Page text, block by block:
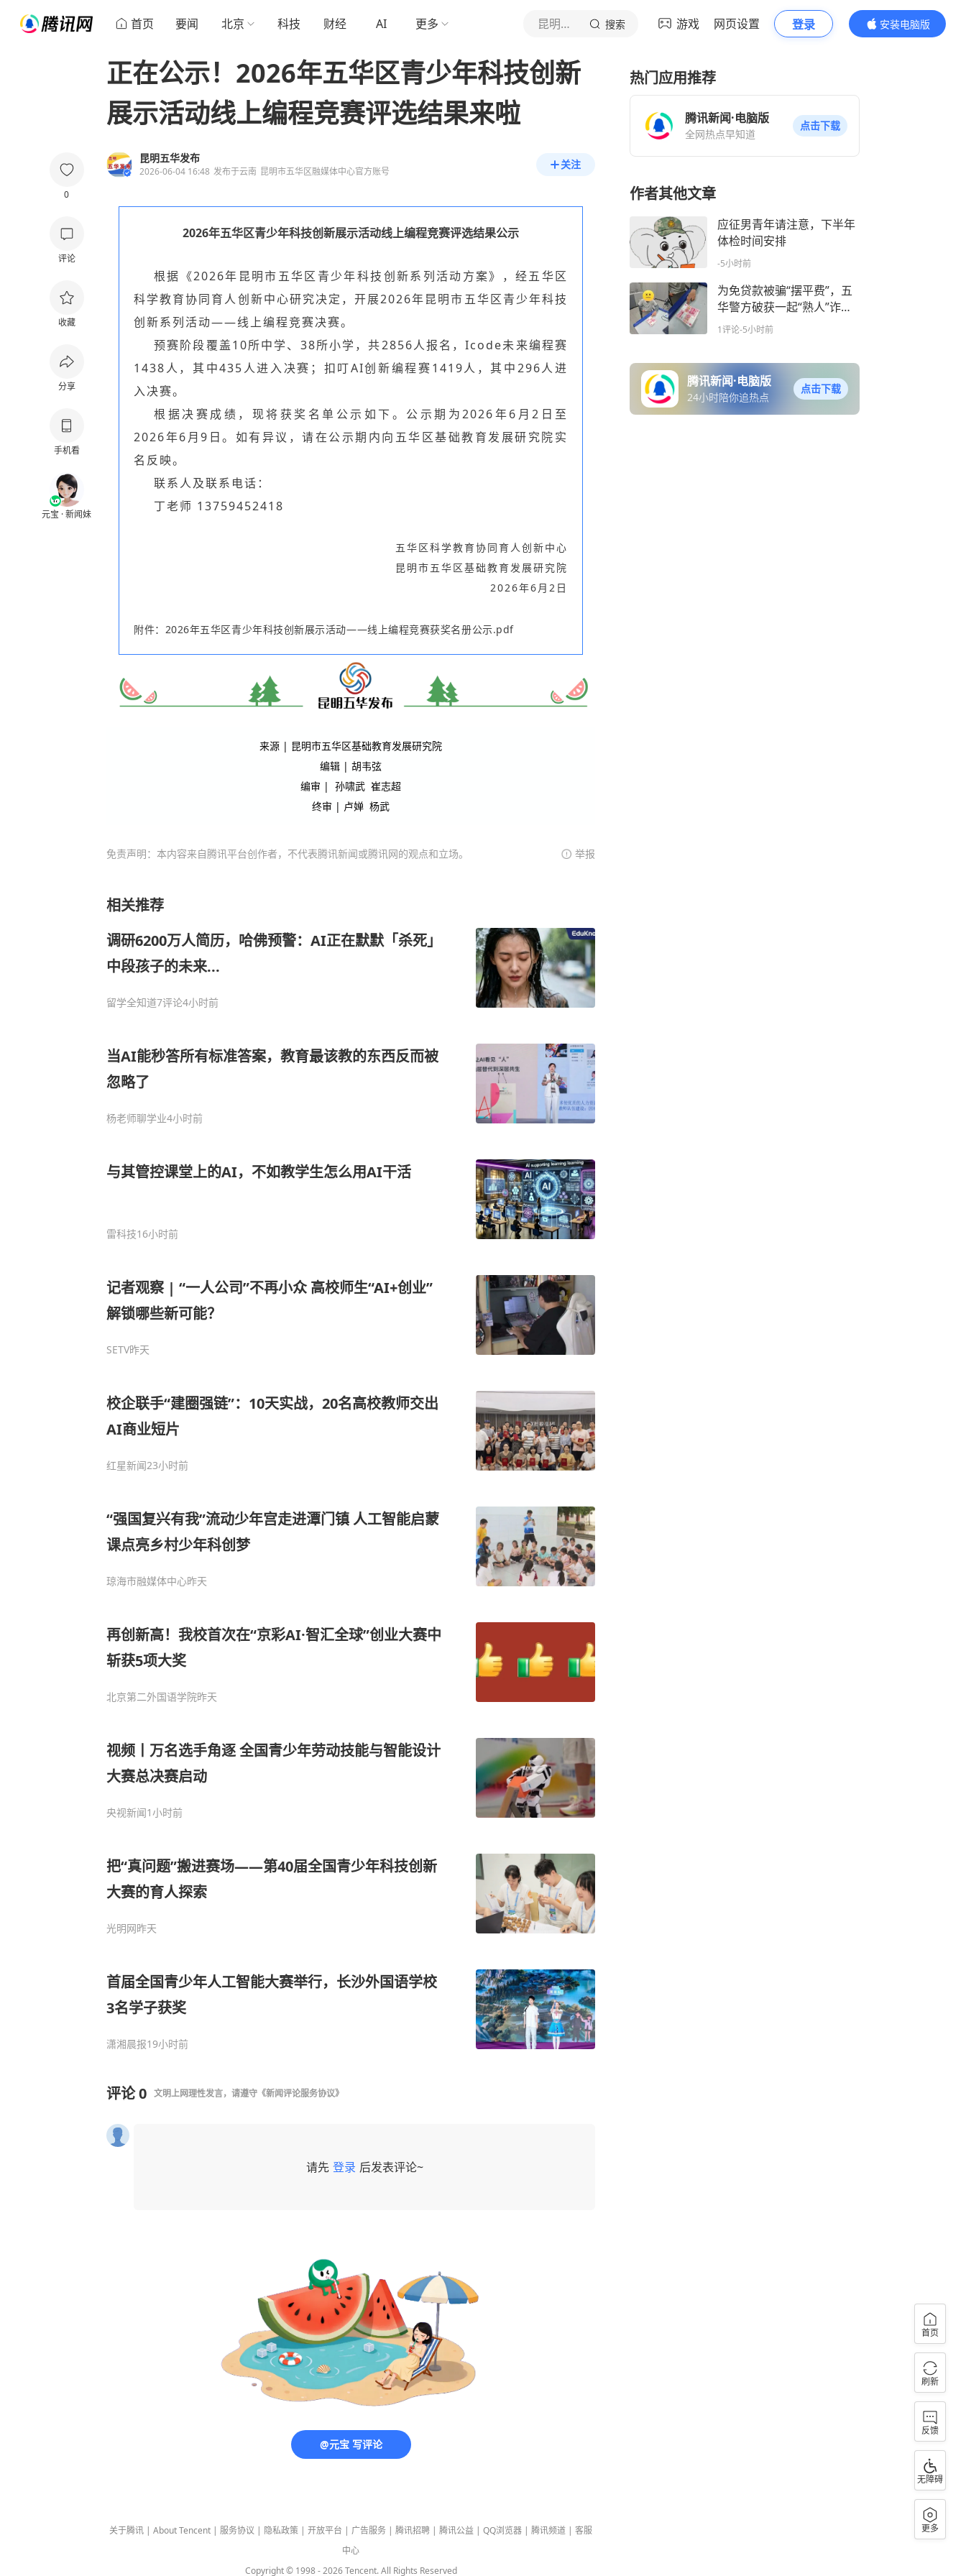
首页 要闻 北京 科技 财经 AI 更多 昆明五华发布 搜索 游戏 网页设置 登录
安装电脑版
内容更精彩
0
评论
收藏
分享
手机看
元宝 · 新闻妹
正在公示！2026年五华区青少年科技创新
展示活动线上编程竞赛评选结果来啦
昆明五华发布
2026-06-04 16:48 发布于云南 昆明市五华区融媒体中心官方账号
关注
2026年五华区青少年科技创新展示活动线上编程竞赛评选结果公示
根据《2026年昆明市五华区青少年科技创新系列活动方案》，经五华区
科学教育协同育人创新中心研究决定，开展2026年昆明市五华区青少年科技
创新系列活动——线上编程竞赛决赛。
预赛阶段覆盖10所中学、38所小学，共2856人报名，Icode未来编程赛
1438人，其中435人进入决赛；扣叮AI创新编程赛1419人，其中296人进
入决赛。
根据决赛成绩，现将获奖名单公示如下。公示期为2026年6月2日至
2026年6月9日。如有异议，请在公示期内向五华区基础教育发展研究院实
名反映。
联系人及联系电话：
丁老师 13759452418
五华区科学教育协同育人创新中心
昆明市五华区基础教育发展研究院
2026年6月2日
附件： 2026年五华区青少年科技创新展示活动——线上编程竞赛获奖名册公示.pdf
来源 | 昆明市五华区基础教育发展研究院
编辑 | 胡韦弦
编审 | 孙啸武 崔志超
终审 | 卢婵 杨武
免责声明：本内容来自腾讯平台创作者，不代表腾讯新闻或腾讯网的观点和立场。 举报
相关推荐
调研6200万人简历，哈佛预警：AI正在默默「杀死」
中段孩子的未来...
留学全知道7评论4小时前
当AI能秒答所有标准答案，教育最该教的东西反而被
忽略了
杨老师聊学业4小时前
与其管控课堂上的AI，不如教学生怎么用AI干活
雷科技16小时前
记者观察 | “一人公司”不再小众 高校师生“AI+创业”
解锁哪些新可能？
SETV昨天
校企联手“建圈强链”：10天实战，20名高校教师交出
AI商业短片
红星新闻23小时前
“强国复兴有我”流动少年宫走进潭门镇 人工智能启蒙
课点亮乡村少年科创梦
琼海市融媒体中心昨天
再创新高！我校首次在“京彩AI·智汇全球”创业大赛中
斩获5项大奖
北京第二外国语学院昨天
视频丨万名选手角逐 全国青少年劳动技能与智能设计
大赛总决赛启动
央视新闻1小时前
把“真问题”搬进赛场——第40届全国青少年科技创新
大赛的育人探索
光明网昨天
首届全国青少年人工智能大赛举行，长沙外国语学校
3名学子获奖
潇湘晨报19小时前
评论0 文明上网理性发言，请遵守 《新闻评论服务协议》
请先 登录 后发表评论~
@元宝 写评论
关于腾讯 | About Tencent | 服务协议 | 隐私政策 | 开放平台 | 广告服务 | 腾讯招聘 | 腾讯公益 | QQ浏览器 | 腾讯频道 | 客服
中心
Copyright © 1998 -2026Tencent. All Rights Reserved
热门应用推荐
腾讯新闻·电脑版
全网热点早知道
点击下载
作者其他文章
应征男青年请注意，下半年
体检时间安排
-5小时前
为免贷款被骗“摆平费”，五
华警方破获一起“熟人”诈骗
案
1评论-5小时前
腾讯新闻·电脑版
24小时陪你追热点
点击下载
首页
刷新
反馈
无障碍
更多